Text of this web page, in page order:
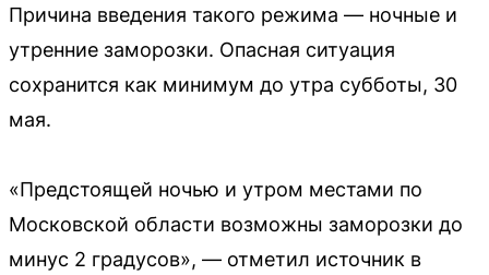
Причина введения такого режима — ночные и
утренние заморозки. Опасная ситуация
сохранится как минимум до утра субботы, 30
мая.
«Предстоящей ночью и утром местами по
Московской области возможны заморозки до
минус 2 градусов», — отметил источник в